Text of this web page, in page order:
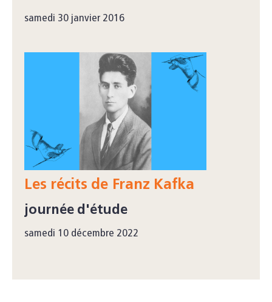
samedi 30 janvier 2016
Les récits de Franz Kafka
journée d'étude
samedi 10 décembre 2022